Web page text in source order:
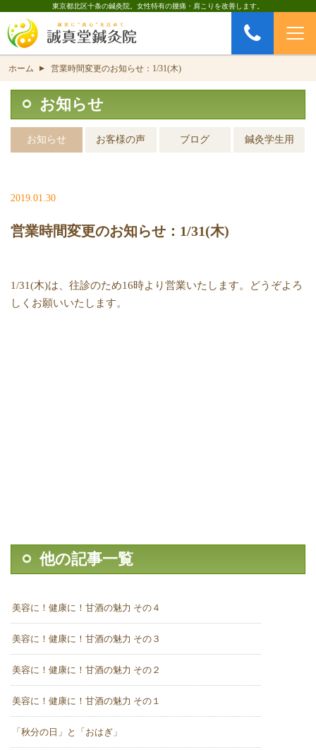
東京都北区十条の鍼灸院。女性特有の腰痛・肩こりを改善します。
お問い合わせ
CONTACT
ホーム ▲ 営業時間変更のお知らせ：1/31(木)
お知らせ
お知らせ お客様の声 ブログ 鍼灸学生用
2019.01.30
営業時間変更のお知らせ：1/31(木)
1/31(木)は、往診のため16時より営業いたします。どうぞよろ
しくお願いいたします。
他の記事一覧
美容に！健康に！甘酒の魅力 その４
美容に！健康に！甘酒の魅力 その３
美容に！健康に！甘酒の魅力 その２
美容に！健康に！甘酒の魅力 その１
「秋分の日」と「おはぎ」